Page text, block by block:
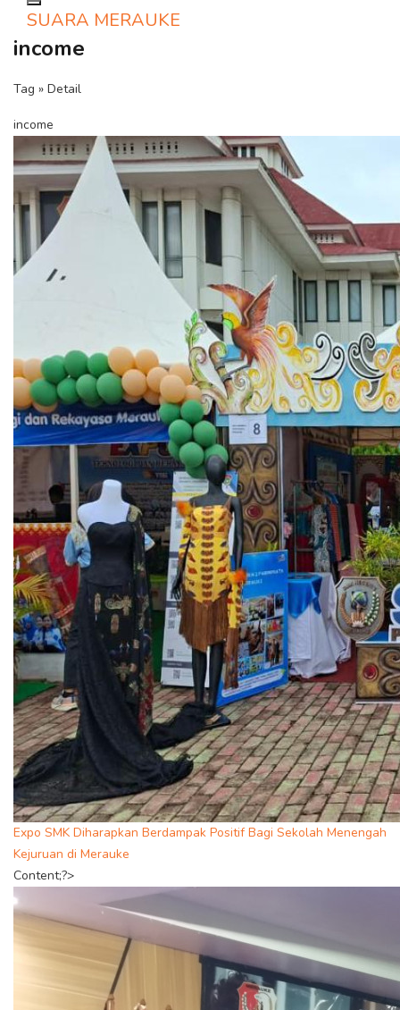
Toggle navigation
SUARA MERAUKE
income
Tag » Detail
income
Expo SMK Diharapkan Berdampak Positif Bagi Sekolah Menengah
Kejuruan di Merauke
Content;?>